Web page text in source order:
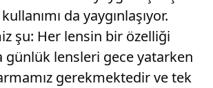
da yaygınlaşıyor.
şu: Her lensin bir özelliği
günlük lensleri gece yatarken
gerekmektedir ve tek